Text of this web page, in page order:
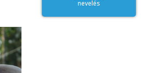
nevelés